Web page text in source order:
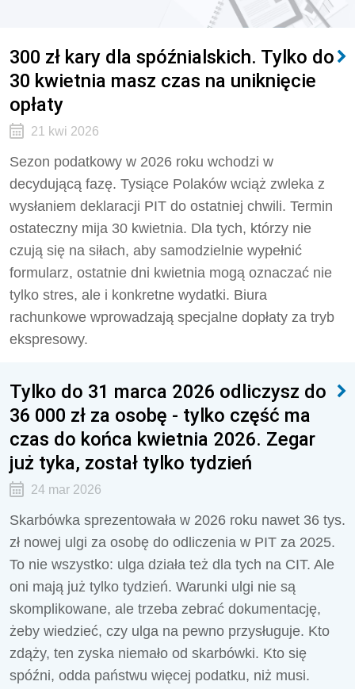
300 zł kary dla spóźnialskich. Tylko do
30 kwietnia masz czas na uniknięcie
opłaty
21 kwi 2026
Sezon podatkowy w 2026 roku wchodzi w
decydującą fazę. Tysiące Polaków wciąż zwleka z
wysłaniem deklaracji PIT do ostatniej chwili. Termin
ostateczny mija 30 kwietnia. Dla tych, którzy nie
czują się na siłach, aby samodzielnie wypełnić
formularz, ostatnie dni kwietnia mogą oznaczać nie
tylko stres, ale i konkretne wydatki. Biura
rachunkowe wprowadzają specjalne dopłaty za tryb
ekspresowy.
Tylko do 31 marca 2026 odliczysz do
36 000 zł za osobę - tylko część ma
czas do końca kwietnia 2026. Zegar
już tyka, został tylko tydzień
24 mar 2026
Skarbówka sprezentowała w 2026 roku nawet 36 tys.
zł nowej ulgi za osobę do odliczenia w PIT za 2025.
To nie wszystko: ulga działa też dla tych na CIT. Ale
oni mają już tylko tydzień. Warunki ulgi nie są
skomplikowane, ale trzeba zebrać dokumentację,
żeby wiedzieć, czy ulga na pewno przysługuje. Kto
zdąży, ten zyska niemało od skarbówki. Kto się
spóźni, odda państwu więcej podatku, niż musi.